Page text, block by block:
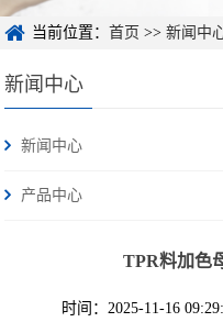
当前位置：首页 >>新闻中
新闻中心
新闻中心
产品中心
TPR料加色
时间：2025-11-16